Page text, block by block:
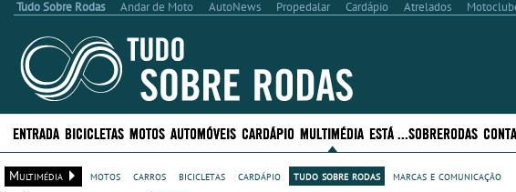
Tudo Sobre Rodas Andar de Moto AutoNews Propedalar Cardápio Atrelados
ENTRADA BICICLETAS MOTOS AUTOMÓVEIS CARDÁPIO MULTIMÉDIA ESTÁ ...SOBRERODAS
Multimédia motos carros bicicletas cardápio tudo sobre rodas
marcas e comunicação